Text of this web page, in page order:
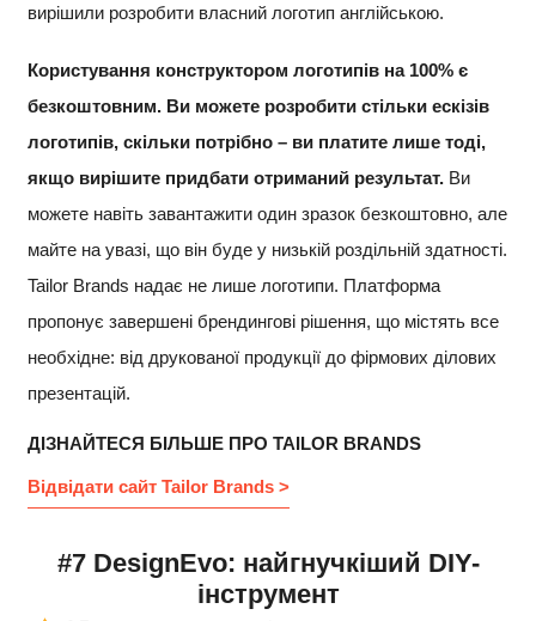
вирішили розробити власний логотип англійською.
Користування конструктором логотипів на 100% є
безкоштовним. Ви можете розробити стільки ескізів
логотипів, скільки потрібно – ви платите лише тоді,
якщо вирішите придбати отриманий результат. Ви
можете навіть завантажити один зразок безкоштовно, але
майте на увазі, що він буде у низькій роздільній здатності.
Tailor Brands надає не лише логотипи. Платформа
пропонує завершені брендингові рішення, що містять все
необхідне: від друкованої продукції до фірмових ділових
презентацій.
ДІЗНАЙТЕСЯ БІЛЬШЕ ПРО TAILOR BRANDS
Відвідати сайт Tailor Brands >
#7 DesignEvo: найгнучкіший DIY-
інструмент